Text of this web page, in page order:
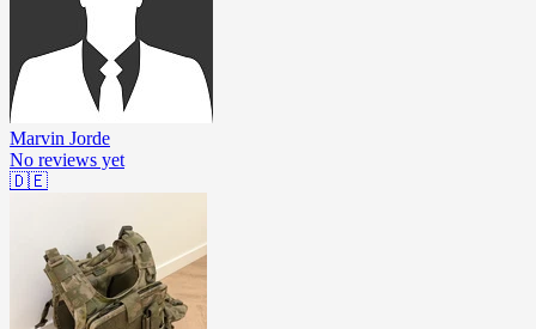
Marvin Jorde
No reviews yet
🇩🇪